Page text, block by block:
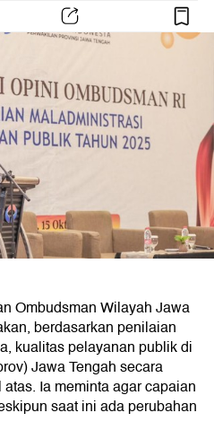
Ombudsman Wilayah Jawa
berdasarkan penilaian
kualitas pelayanan publik di
Jawa Tengah secara
Ia meminta agar capaian
saat ini ada perubahan